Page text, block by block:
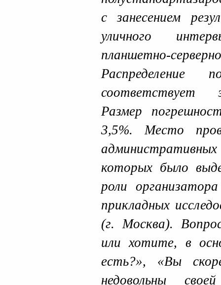
с занесением
уличного
планшетно-
соответствует
Размер
3,5%. Место
административных
которых было
роли
прикладных
(г. Москва).
или хотите, в
есть?», «Вы
недовольны